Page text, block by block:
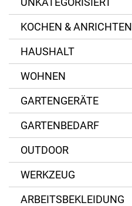
KOCHEN & ANRICHTEN
HAUSHALT
WOHNEN
GARTENGERÄTE
GARTENBEDARF
OUTDOOR
WERKZEUG
ARBEITSBEKLEIDUNG
Polyethylen (PE)
PP-Faden
PVC
HM Müllner
Kada
Lorencic
Schuller Eh`klar
Windhager
ZURÜCKSETZEN
ZURÜCKSETZEN